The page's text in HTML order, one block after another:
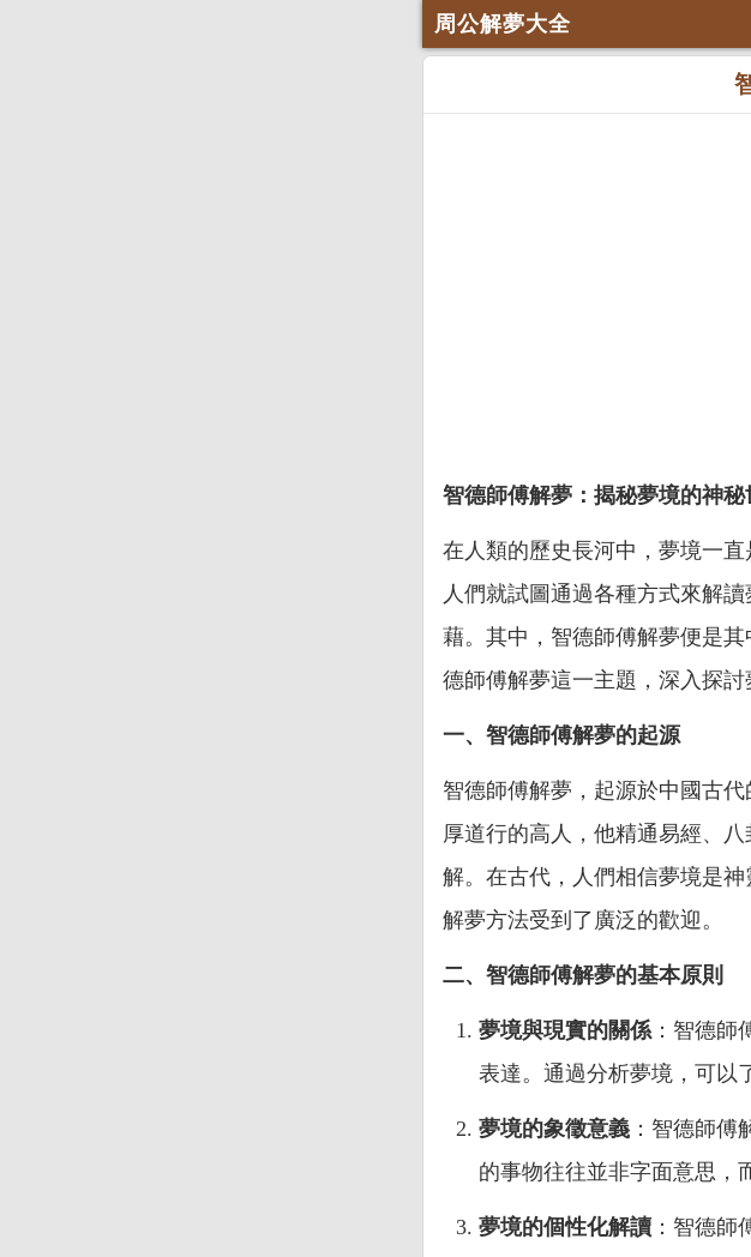
周公解夢大全
智德師傅解夢：揭秘夢境的神秘
在人類的歷史長河中，夢境一
人們就試圖通過各種方式來解
藉。其中，智德師傅解夢便是
德師傅解夢這一主題，深入探討
一、智德師傅解夢的起源
智德師傅解夢，起源於中國古
厚道行的高人，他精通易經、
解。在古代，人們相信夢境是
解夢方法受到了廣泛的歡迎。
二、智德師傅解夢的基本原則
夢境與現實的關係：智德師
表達。通過分析夢境，可以
夢境的象徵意義 ：智德師
的事物往往並非字面意思，
夢境的個性化解讀 ：智德